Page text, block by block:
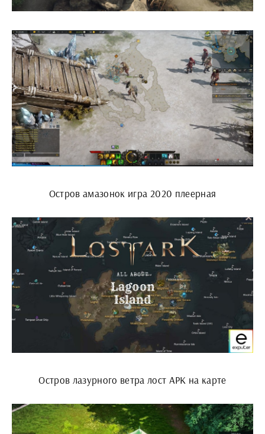
Остров амазонок игра 2020 плеерная
Остров лазурного ветра лост АРК на карте